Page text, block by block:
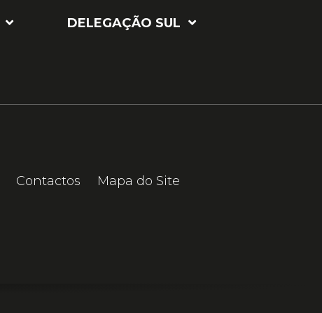
DELEGAÇÃO SUL
Contactos
Mapa do Site